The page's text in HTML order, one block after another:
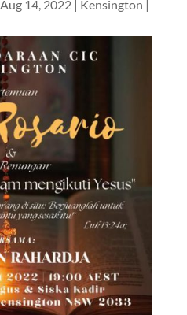
Aug 14, 2022| Kensington |